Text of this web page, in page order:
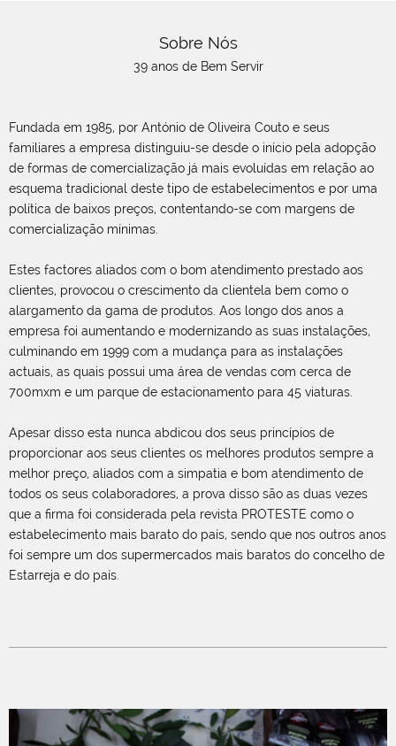
Sobre Nós
39 anos de Bem Servir
Fundada em 1985, por António de Oliveira Couto e seus
familiares a empresa distinguiu-se desde o início pela adopção
de formas de comercialização já mais evoluídas em relação ao
esquema tradicional deste tipo de estabelecimentos e por uma
política de baixos preços, contentando-se com margens de
comercialização mínimas.
Estes factores aliados com o bom atendimento prestado aos
clientes, provocou o crescimento da clientela bem como o
alargamento da gama de produtos. Aos longo dos anos a
empresa foi aumentando e modernizando as suas instalações,
culminando em 1999 com a mudança para as instalações
actuais, as quais possui uma área de vendas com cerca de
700mxm e um parque de estacionamento para 45 viaturas.
Apesar disso esta nunca abdicou dos seus princípios de
proporcionar aos seus clientes os melhores produtos sempre a
melhor preço, aliados com a simpatia e bom atendimento de
todos os seus colaboradores, a prova disso são as duas vezes
que a firma foi considerada pela revista PROTESTE como o
estabelecimento mais barato do país, sendo que nos outros anos
foi sempre um dos supermercados mais baratos do concelho de
Estarreja e do país.